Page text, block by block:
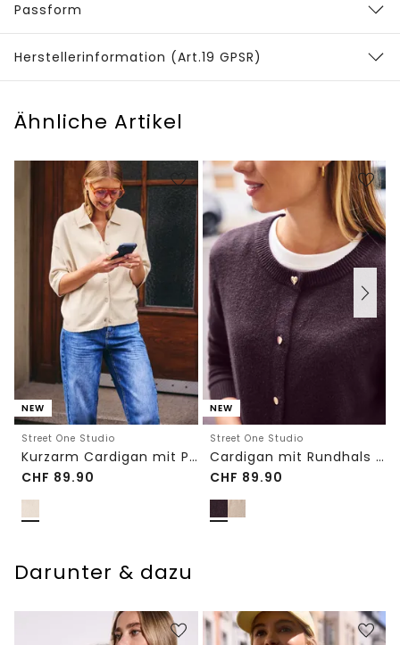
Passform
Herstellerinformation (Art.19 GPSR)
Ähnliche Artikel
NEW
Street One Studio
Kurzarm Cardigan mit Polokragen
CHF 89.90
NEW
Street One Studio
Cardigan mit Rundhals und Knöpfen
CHF 89.90
Darunter & dazu